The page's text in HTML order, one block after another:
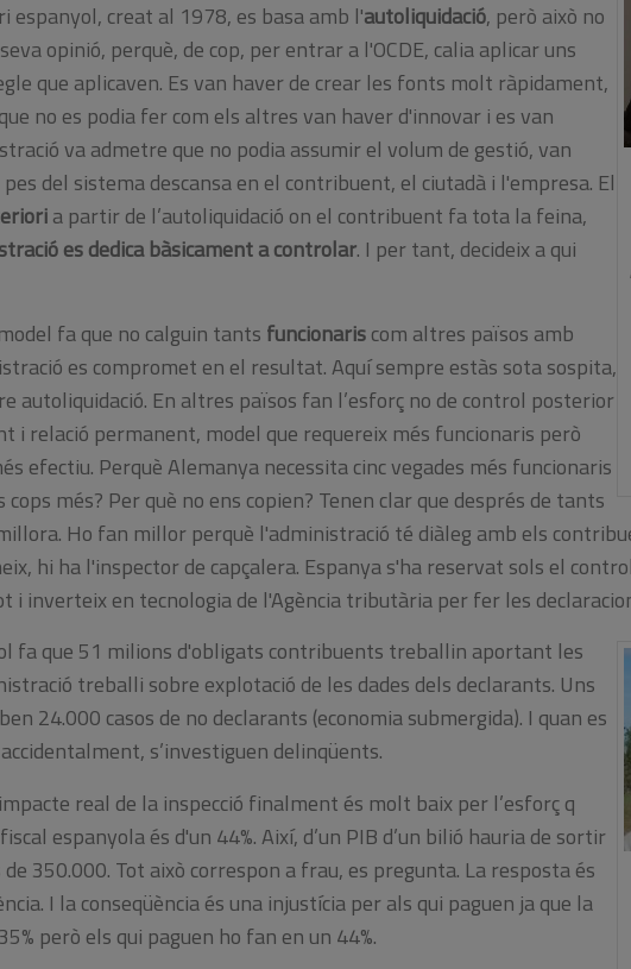
creat al 1978, es basa amb l'autoliquidació, però això no
opinió, perquè, de cop, per entrar a l'OCDE, calia aplicar uns
que aplicaven. Es van haver de crear les fonts molt ràpidament,
no es podia fer com els altres van haver d'innovar i es van
va admetre que no podia assumir el volum de gestió, van
del sistema descansa en el contribuent, el ciutadà i l'empresa. El
a partir de l’autoliquidació on el contribuent fa tota la feina,
es dedica bàsicament a controlar. I per tant, decideix a qui
fa que no calguin tants funcionariscom altres països amb
es compromet en el resultat. Aquí sempre estàs sota sospita,
autoliquidació. En altres països fan l’esforç no de control posterior
i relació permanent, model que requereix més funcionaris però
efectiu. Perquè Alemanya necessita cinc vegades més funcionaris
cops més? Per què no ens copien? Tenen clar que després de tants
Ho fan millor perquè l'administració té diàleg amb els
hi ha l'inspector de capçalera. Espanya s'ha reservat sols el
i inverteix en tecnologia de l'Agència tributària per fer les
fa que 51 milions d'obligats contribuents treballin aportant les
treballi sobre explotació de les dades dels declarants. Uns
24.000 casos de no declarants (economia submergida). I quan es
s’investiguen delinqüents.
real de la inspecció finalment és molt baix per l’esforç q
espanyola és d'un 44%. Així, d’un PIB d’un bilió hauria de sortir
350.000. Tot això correspon a frau, es pregunta. La resposta és
I la conseqüència és una injustícia per als qui paguen ja que la
però els qui paguen ho fan en un 44%.